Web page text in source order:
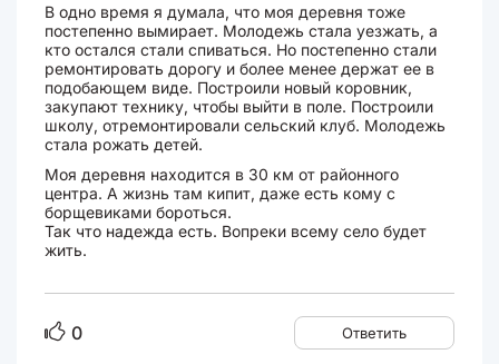
В одно время я думала, что моя деревня тоже
постепенно вымирает. Молодежь стала уезжать, а
кто остался стали спиваться. Но постепенно стали
ремонтировать дорогу и более менее держат ее в
подобающем виде. Построили новый коровник,
закупают технику, чтобы выйти в поле. Построили
школу, отремонтировали сельский клуб. Молодежь
стала рожать детей.
Моя деревня находится в 30 км от районного
центра. А жизнь там кипит, даже есть кому с
борщевиками бороться.
Так что надежда есть. Вопреки всему село будет
жить.
0 Ответить